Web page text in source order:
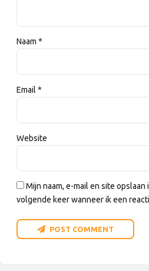
Naam *
Email *
Website
Mijn naam, e-mail en site
volgende keer wanneer ik een
POST COMMENT